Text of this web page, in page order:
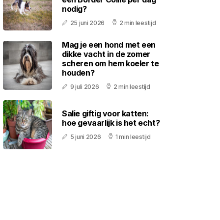
nodig?
25 juni 2026 2 min leestijd
Mag je een hond met een
dikke vacht in de zomer
scheren om hem koeler te
houden?
9 juli 2026 2 min leestijd
Salie giftig voor katten:
hoe gevaarlijk is het echt?
5 juni 2026 1 min leestijd